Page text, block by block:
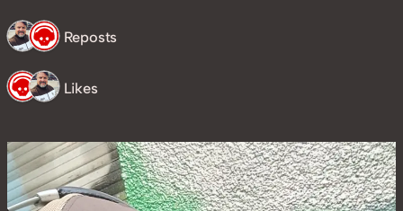
2 Reposts
2 Likes